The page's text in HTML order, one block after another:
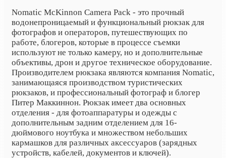
Nomatic McKinnon Camera Pack - это прочный
водонепроницаемый и функциональный рюкзак для
фотографов и операторов, путешествующих по
работе, блогеров, которые в процессе съемки
используют не только камеру, но и дополнительные
объективы, дрон и другое техническое оборудование.
Производителем рюкзака являются компания Nomatic,
занимающаяся производством туристических
рюкзаков, и профессиональный фотограф и блогер
Питер Маккиннон. Рюкзак имеет два основных
отделения - для фотоаппаратуры и одежды с
дополнительным задним отделением для 16-
дюймового ноутбука и множеством небольших
кармашков для различных аксессуаров (зарядных
устройств, кабелей, документов и ключей).